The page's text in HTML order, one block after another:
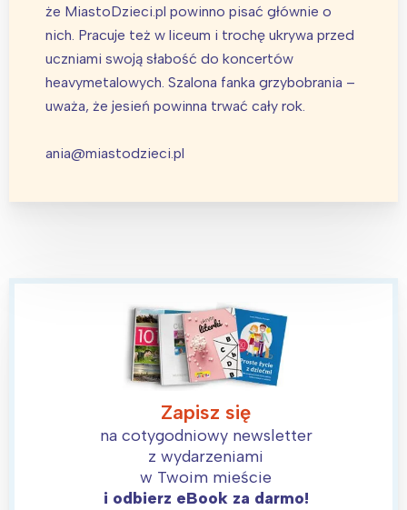
że MiastoDzieci.pl powinno pisać głównie o
nich. Pracuje też w liceum i trochę ukrywa przed
uczniami swoją słabość do koncertów
heavymetalowych. Szalona fanka grzybobrania –
uważa, że jesień powinna trwać cały rok.
ania@miastodzieci.pl
Zapisz się
na cotygodniowy newsletter
z wydarzeniami
w Twoim mieście
i odbierz eBook za darmo!
Trójmiasto
Wrocław
Południe
Północ
Wszystkie
Wybieram